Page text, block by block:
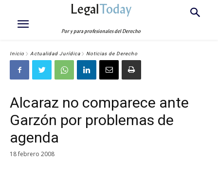
LegalToday
Por y para profesionales del Derecho
Inicio Actualidad Jurídica Noticias de Derecho
Alcaraz no comparece ante
Garzón por problemas de
agenda
18 febrero 2008